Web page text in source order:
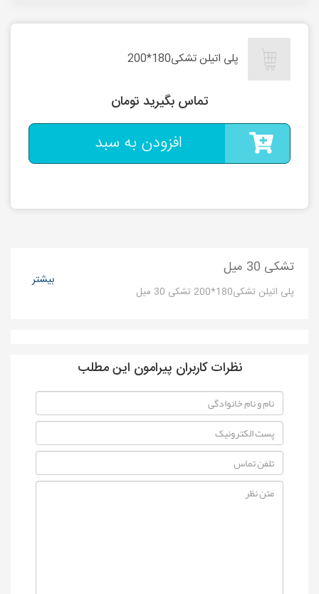
پلی اتیلن تشکی180*200
تماس بگیرید تومان
افزودن به سبد
تشکی 30 میل
پلی اتیلن تشکی180*200 تشکی 30 میل
بیشتر
نظرات کاربران پیرامون این مطلب